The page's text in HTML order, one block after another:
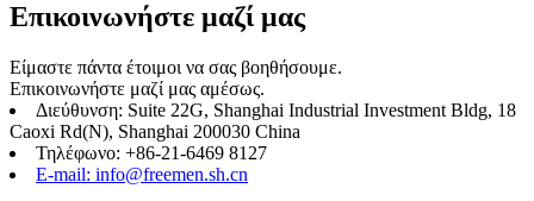
Επικοινωνήστε μαζί μας
Είμαστε πάντα έτοιμοι να σας βοηθήσουμε.
Επικοινωνήστε μαζί μας αμέσως.
Διεύθυνση: Suite 22G, Shanghai Industrial Investment Bldg, 18
Caoxi Rd(N), Shanghai 200030 China
Τηλέφωνο: +86-21-6469 8127
E-mail: info@freemen.sh.cn